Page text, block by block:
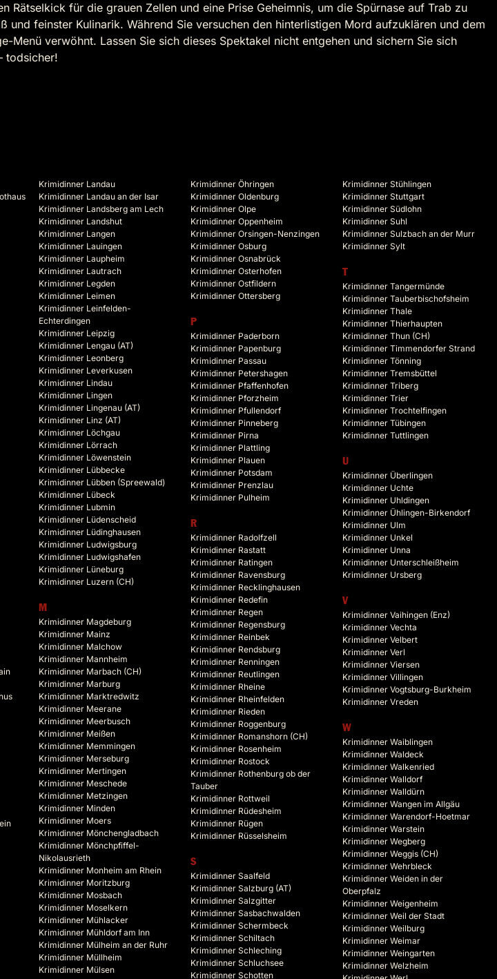
Rätselkick für die grauen Zellen und eine Prise Geheimnis, um die Spürnase auf Trab zu
feinster Kulinarik. Während Sie versuchen den hinterlistigen Mord aufzuklären und dem
verwöhnt. Lassen Sie sich dieses Spektakel nicht entgehen und sichern Sie sich
todsicher!
Krimidinner Landau
Krimidinner Landau an der Isar
Krimidinner Landsberg am Lech
Krimidinner Landshut
Krimidinner Langen
Krimidinner Lauingen
Krimidinner Laupheim
Krimidinner Lautrach
Krimidinner Legden
Krimidinner Leimen
Krimidinner Leinfelden-
Echterdingen
Krimidinner Leipzig
Krimidinner Lengau (AT)
Krimidinner Leonberg
Krimidinner Leverkusen
Krimidinner Lindau
Krimidinner Lingen
Krimidinner Lingenau (AT)
Krimidinner Linz (AT)
Krimidinner Löchgau
Krimidinner Lörrach
Krimidinner Löwenstein
Krimidinner Lübbecke
Krimidinner Lübben (Spreewald)
Krimidinner Lübeck
Krimidinner Lubmin
Krimidinner Lüdenscheid
Krimidinner Lüdinghausen
Krimidinner Ludwigsburg
Krimidinner Ludwigshafen
Krimidinner Lüneburg
Krimidinner Luzern (CH)
M
Krimidinner Magdeburg
Krimidinner Mainz
Krimidinner Malchow
Krimidinner Mannheim
Krimidinner Marbach (CH)
Krimidinner Marburg
Krimidinner Marktredwitz
Krimidinner Meerane
Krimidinner Meerbusch
Krimidinner Meißen
Krimidinner Memmingen
Krimidinner Merseburg
Krimidinner Mertingen
Krimidinner Meschede
Krimidinner Metzingen
Krimidinner Minden
Krimidinner Moers
Krimidinner Mönchengladbach
Krimidinner Mönchpfiffel-
Nikolausrieth
Krimidinner Monheim am Rhein
Krimidinner Moritzburg
Krimidinner Mosbach
Krimidinner Moselkern
Krimidinner Mühlacker
Krimidinner Mühldorf am Inn
Krimidinner Mülheim an der Ruhr
Krimidinner Müllheim
Krimidinner Mülsen
Krimidinner Öhringen
Krimidinner Oldenburg
Krimidinner Olpe
Krimidinner Oppenheim
Krimidinner Orsingen-Nenzingen
Krimidinner Osburg
Krimidinner Osnabrück
Krimidinner Osterhofen
Krimidinner Ostfildern
Krimidinner Ottersberg
P
Krimidinner Paderborn
Krimidinner Papenburg
Krimidinner Passau
Krimidinner Petershagen
Krimidinner Pfaffenhofen
Krimidinner Pforzheim
Krimidinner Pfullendorf
Krimidinner Pinneberg
Krimidinner Pirna
Krimidinner Plattling
Krimidinner Plauen
Krimidinner Potsdam
Krimidinner Prenzlau
Krimidinner Pulheim
R
Krimidinner Radolfzell
Krimidinner Rastatt
Krimidinner Ratingen
Krimidinner Ravensburg
Krimidinner Recklinghausen
Krimidinner Redefin
Krimidinner Regen
Krimidinner Regensburg
Krimidinner Reinbek
Krimidinner Rendsburg
Krimidinner Renningen
Krimidinner Reutlingen
Krimidinner Rheine
Krimidinner Rheinfelden
Krimidinner Rieden
Krimidinner Roggenburg
Krimidinner Romanshorn (CH)
Krimidinner Rosenheim
Krimidinner Rostock
Krimidinner Rothenburg ob der
Tauber
Krimidinner Rottweil
Krimidinner Rüdesheim
Krimidinner Rügen
Krimidinner Rüsselsheim
S
Krimidinner Saalfeld
Krimidinner Salzburg (AT)
Krimidinner Salzgitter
Krimidinner Sasbachwalden
Krimidinner Schermbeck
Krimidinner Schiltach
Krimidinner Schleching
Krimidinner Schluchsee
Krimidinner Schotten
Krimidinner Stühlingen
Krimidinner Stuttgart
Krimidinner Südlohn
Krimidinner Suhl
Krimidinner Sulzbach an der Murr
Krimidinner Sylt
T
Krimidinner Tangermünde
Krimidinner Tauberbischofsheim
Krimidinner Thale
Krimidinner Thierhaupten
Krimidinner Thun (CH)
Krimidinner Timmendorfer Strand
Krimidinner Tönning
Krimidinner Tremsbüttel
Krimidinner Triberg
Krimidinner Trier
Krimidinner Trochtelfingen
Krimidinner Tübingen
Krimidinner Tuttlingen
U
Krimidinner Überlingen
Krimidinner Uchte
Krimidinner Uhldingen
Krimidinner Ühlingen-Birkendorf
Krimidinner Ulm
Krimidinner Unkel
Krimidinner Unna
Krimidinner Unterschleißheim
Krimidinner Ursberg
V
Krimidinner Vaihingen (Enz)
Krimidinner Vechta
Krimidinner Velbert
Krimidinner Verl
Krimidinner Viersen
Krimidinner Villingen
Krimidinner Vogtsburg-Burkheim
Krimidinner Vreden
W
Krimidinner Waiblingen
Krimidinner Waldeck
Krimidinner Walkenried
Krimidinner Walldorf
Krimidinner Walldürn
Krimidinner Wangen im Allgäu
Krimidinner Warendorf-Hoetmar
Krimidinner Warstein
Krimidinner Wegberg
Krimidinner Weggis (CH)
Krimidinner Wehrbleck
Krimidinner Weiden in der
Oberpfalz
Krimidinner Weigenheim
Krimidinner Weil der Stadt
Krimidinner Weilburg
Krimidinner Weimar
Krimidinner Weingarten
Krimidinner Welzheim